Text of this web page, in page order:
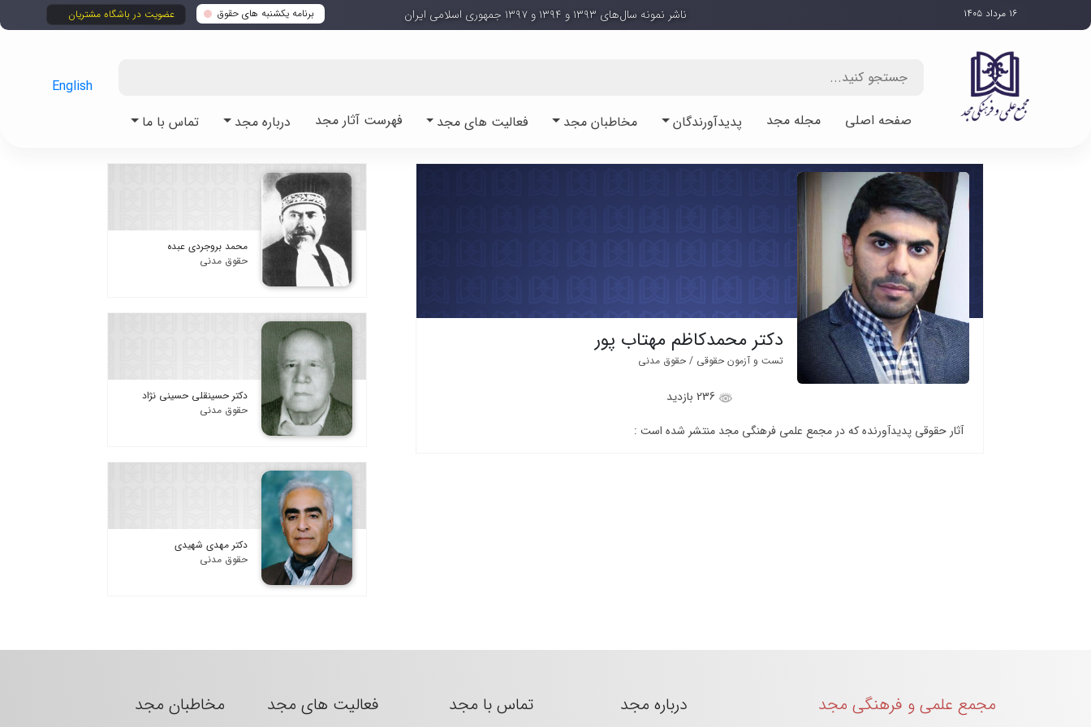
برنامه یکشنبه های حقوق عضویت در باشگاه مشتریان ۱۶ مرداد ۱۴۰۵ ناشر نمونه سال‌های ۱۳۹۳ و ۱۳۹۴ و ۱۳۹۷ جمهوری اسلامی ایران
صفحه اصلی مجله مجد پدیدآورندگان مخاطبان مجد فعالیت های مجد فهرست آثار مجد درباره مجد تماس با ما
English
دکتر محمدکاظم مهتاب پور
تست و آزمون حقوقی / حقوق مدنی
آثار حقوقی پدیدآورنده که در مجمع علمی فرهنگی مجد منتشر شده است :
محمد بروجردی عبده
حقوق مدنی
دکتر حسینقلی حسینی نژاد
حقوق مدنی
دکتر مهدی شهیدی
حقوق مدنی
مجمع علمی و فرهنگی مجد درباره مجد تماس با مجد فعالیت های مجد مخاطبان مجد